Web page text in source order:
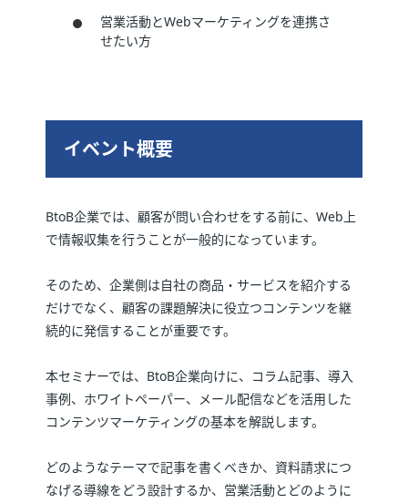
営業活動とWebマーケティングを連携さ
せたい方
イベント概要
BtoB企業では、顧客が問い合わせをする前に、Web上
で情報収集を行うことが一般的になっています。
そのため、企業側は自社の商品・サービスを紹介する
だけでなく、顧客の課題解決に役立つコンテンツを継
続的に発信することが重要です。
本セミナーでは、BtoB企業向けに、コラム記事、導入
事例、ホワイトペーパー、メール配信などを活用した
コンテンツマーケティングの基本を解説します。
どのようなテーマで記事を書くべきか、資料請求につ
なげる導線をどう設計するか、営業活動とどのように